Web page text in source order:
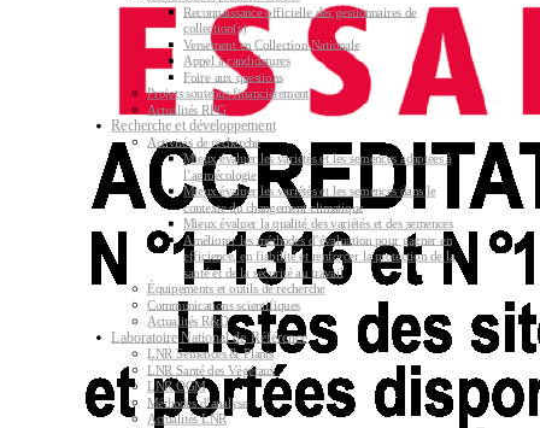
Reconnaissance officielle des gestionnaires de
collection(s)
Versement en Collection Nationale
Appel à candidatures
Foire aux questions
Projets soutenus financièrement
Actualités RPG
Recherche et développement
Activités de recherche
Mieux évaluer les variétés et les semences adaptées à
l’agroécologie
Mieux évaluer les variétés et les semences dans le
contexte du changement climatique
Mieux évaluer la qualité des variétés et des semences
Améliorer les méthodes d’évaluation pour gagner en
efficience, en fiabilité et renforcer la protection de la
santé et de la sécurité au travail
Équipements et outils de recherche
Communications scientifiques
Actualités R&D
Laboratoire National de Référence
LNR Semences & Plants
LNR Santé des Végétaux
LNR OGM
Méthodes d’analyse
Actualités LNR